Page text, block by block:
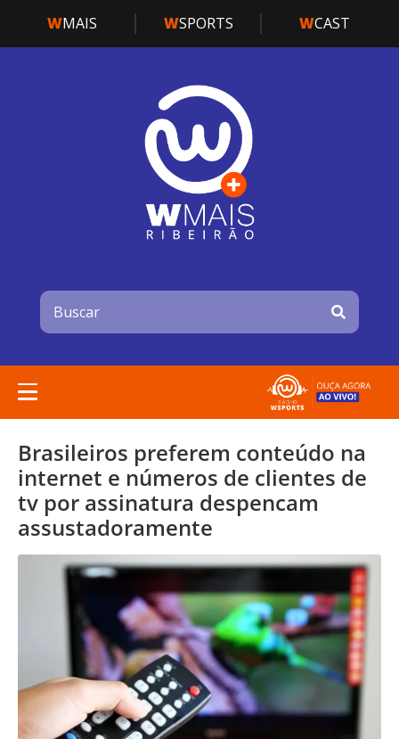
WMAIS WSPORTS WCAST
Brasileiros preferem conteúdo na
internet e números de clientes de
tv por assinatura despencam
assustadoramente